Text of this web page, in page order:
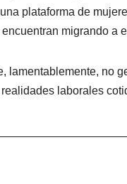
una plataforma de
migrando a
lamentablemente, no
laborales